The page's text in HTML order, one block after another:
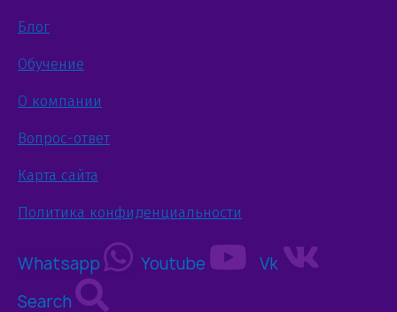
Блог
Обучение
О компании
Вопрос-ответ
Карта сайта
Политика конфиденциальности
Whatsapp Youtube
Vk
Search